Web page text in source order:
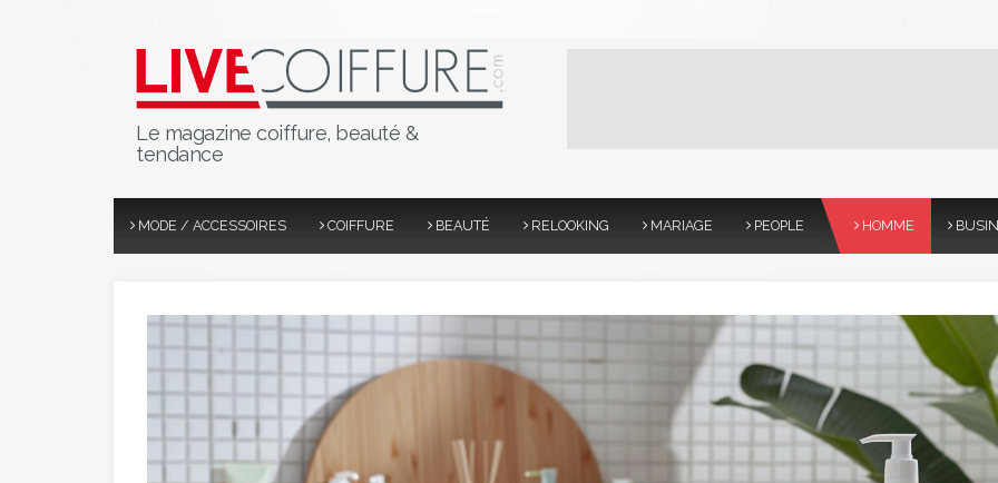
Le magazine coiffure, beauté &
tendance
MODE / ACCESSOIRES COIFFURE BEAUTÉ RELOOKING MARIAGE PEOPLE HOMME